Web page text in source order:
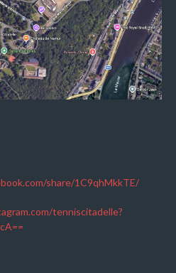
share/1C9qhMkkTE/
tenniscitadelle?